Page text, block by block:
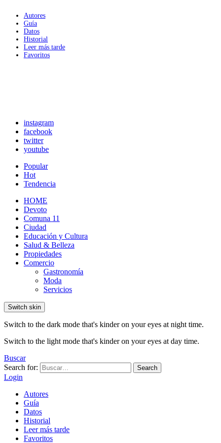
Autores
Guía
Datos
Historial
Leer más tarde
Favoritos
instagram
facebook
twitter
youtube
Popular
Hot
Tendencia
HOME
Devoto
Comuna 11
Ciudad
Educación y Cultura
Salud & Belleza
Propiedades
Comercio
Gastronomía
Moda
Servicios
Switch skin
Switch to the dark mode that's kinder on your eyes at night time.
Switch to the light mode that's kinder on your eyes at day time.
Buscar
Search for:
Search
Login
Autores
Guía
Datos
Historial
Leer más tarde
Favoritos